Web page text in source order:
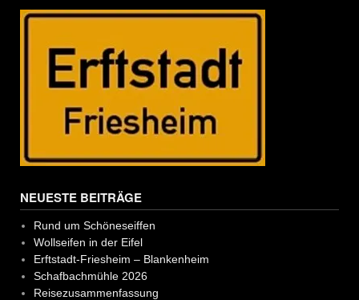
NEUESTE BEITRÄGE
Rund um Schöneseiffen
Wollseifen in der Eifel
Erftstadt-Friesheim – Blankenheim
Schafbachmühle 2026
Reisezusammenfassung